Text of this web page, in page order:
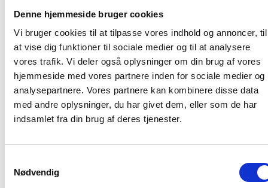
Denne hjemmeside bruger cookies
Vi bruger cookies til at tilpasse vores indhold og annoncer, til
at vise dig funktioner til sociale medier og til at analysere
vores trafik. Vi deler også oplysninger om din brug af vores
hjemmeside med vores partnere inden for sociale medier og
analysepartnere. Vores partnere kan kombinere disse data
med andre oplysninger, du har givet dem, eller som de har
indsamlet fra din brug af deres tjenester.
Nødvendig
kommune.
Med venlig hilsen
p.f.v.
Gert Nielsen / Keld Adsbøl
Nye krav om fjernaflæste målere – alle